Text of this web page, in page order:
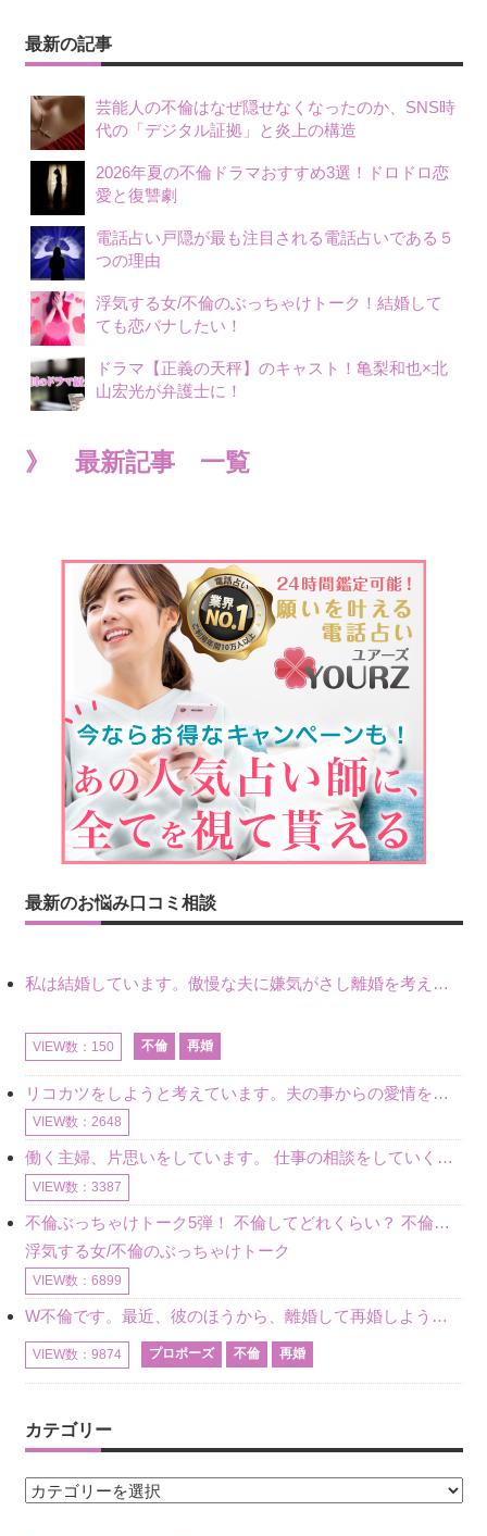
最新の記事
芸能人の不倫はなぜ隠せなくなったのか、SNS時
代の「デジタル証拠」と炎上の構造
2026年夏の不倫ドラマおすすめ3選！ドロドロ恋
愛と復讐劇
電話占い戸隠が最も注目される電話占いである５
つの理由
浮気する女/不倫のぶっちゃけトーク！結婚して
ても恋バナしたい！
ドラマ【正義の天秤】のキャスト！亀梨和也×北
山宏光が弁護士に！
》 最新記事 一覧
最新のお悩み口コミ相談
私は結婚しています。傲慢な夫に嫌気がさし離婚を考えていたときに、彼と出会いました。彼には恋人がいましたが、話をするうちに、夫とのことを相談するようにな
VIEW数：150 不倫 再婚
リコカツをしようと考えています。夫の事からの愛情を全く感じません。子供がいるので、子供が成長するまではと我慢しています。 まず、お金が必要だと考え、仕事の量も増やしました。ところが、夫は働かず、結局は
VIEW数：2648
働く主婦、片思いをしています。 仕事の相談をしていくうちに、彼のことを好きになりました。私には夫も子供もいます。不倫をしているわけでもなく、もちろん、この気持ちは誰にも話していません。 ラインをする関
VIEW数：3387
不倫ぶっちゃけトーク5弾！ 不倫してどれくらい？ 不倫のあれこれを、なんでもどうぞ♪♪
浮気する女/不倫のぶっちゃけトーク
VIEW数：6899
W不倫です。最近、彼のほうから、離婚して再婚しよう、と言ってきました。ハッキリいうと、そこまでは考えていませんでした。彼を好きな気持ちはあるし、彼なしの生活は考えられません。だけど、離婚して再婚すると
VIEW数：9874 プロポーズ 不倫 再婚
カテゴリー
カ